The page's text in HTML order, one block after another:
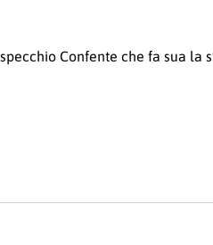
Confente che fa sua la